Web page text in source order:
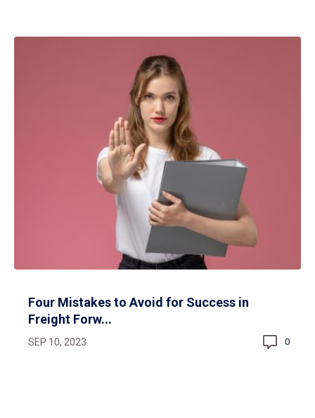
Four Mistakes to Avoid for Success in
Freight Forw...
SEP 10, 2023 0